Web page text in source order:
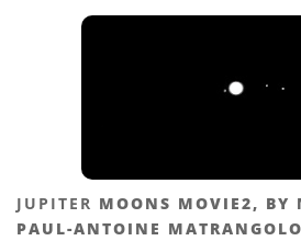
JUPITER MOONS MOVIE2, BY
PAUL-ANTOINE